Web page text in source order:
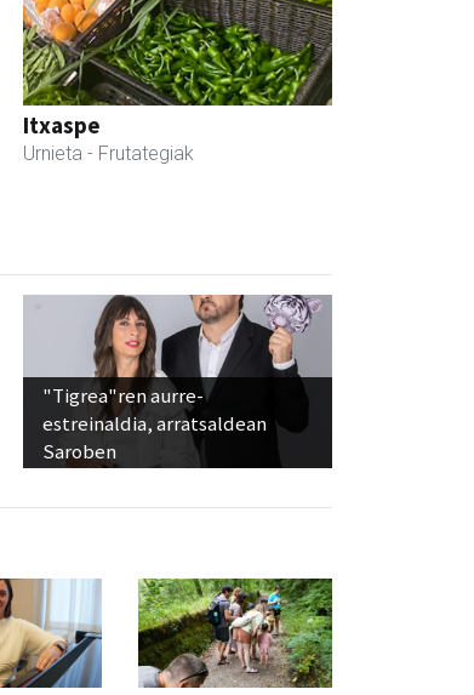
Itxaspe
Urnieta - Frutategiak
"Tigrea"ren aurre-
estreinaldia, arratsaldean
Saroben